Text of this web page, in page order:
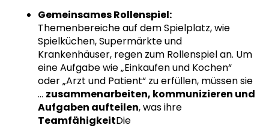
Gemeinsames Rollenspiel:
Themenbereiche auf dem Spielplatz, wie
Spielküchen, Supermärkte und
Krankenhäuser, regen zum Rollenspiel an. Um
eine Aufgabe wie „Einkaufen und Kochen“
oder „Arzt und Patient“ zu erfüllen, müssen sie
… zusammenarbeiten, kommunizieren und
Aufgaben aufteilen, was ihre
TeamfähigkeitDie